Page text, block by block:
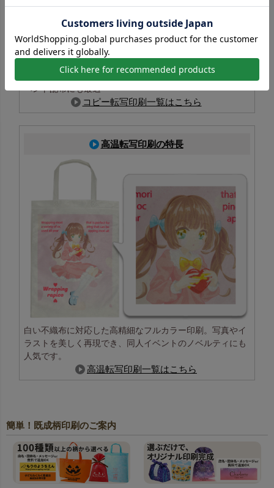
ラー表現が可能。写真やイラストも鮮やかに再現でき、イ
ベント配布にも最適
コピー転写印刷一覧はこちら
高温転写印刷の特長
白い不織布に対応した高精細なフルカラー印刷。写真やイ
ラストを美しく再現でき、同人イベントのノベルティにも
人気です。
高温転写印刷一覧はこちら
簡単！既成柄印刷のご案内